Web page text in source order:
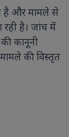
है और मामले से
है। जांच में
कानूनी
की विस्तृत